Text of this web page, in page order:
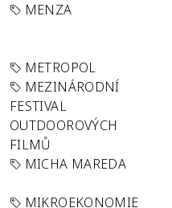
MENZA
METROPOL
MEZINÁRODNÍ
FESTIVAL
OUTDOOROVÝCH
FILMŮ
MICHA MAREDA
MIKROEKONOMIE